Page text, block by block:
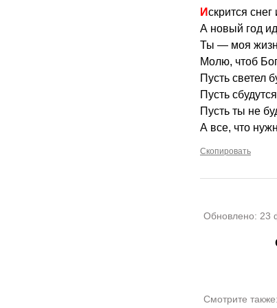
Искрится
А новый год
Ты — моя
Молю, чтоб
Пусть светел
Пусть
Пусть ты не
А все, что
Скопировать
Обновлено: 23
Смотрите также: